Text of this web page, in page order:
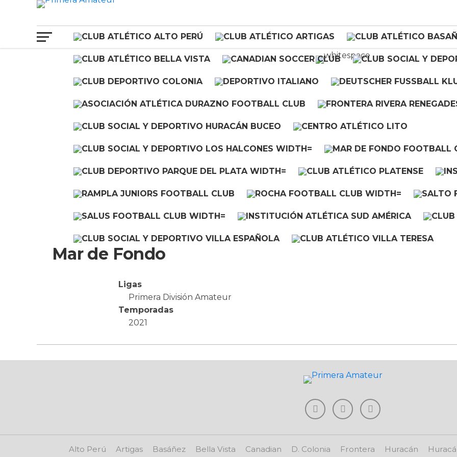
Mar de Fondo
Ligas
Primera División Amateur
Temporadas
2021
Alto Perú Artigas Basáñez Bella Vista Canadian D. Colonia Frontera Huracán